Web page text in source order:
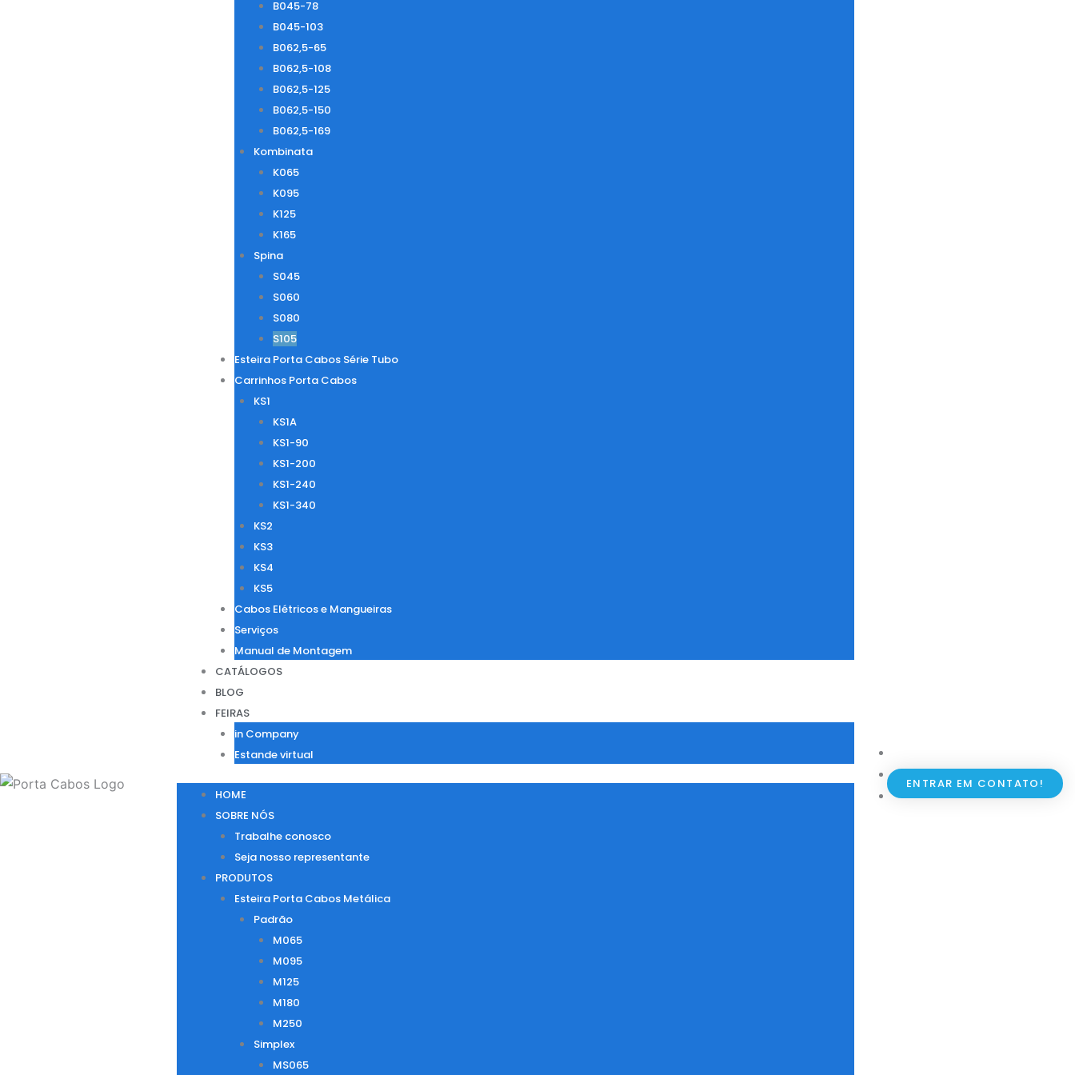
B045-78
B045-103
B062,5-65
B062,5-108
B062,5-125
B062,5-150
B062,5-169
Kombinata
K065
K095
K125
K165
Spina
S045
S060
S080
S105
Esteira Porta Cabos Série Tubo
Carrinhos Porta Cabos
KS1
KS1A
KS1-90
KS1-200
KS1-240
KS1-340
KS2
KS3
KS4
KS5
Cabos Elétricos e Mangueiras
Serviços
Manual de Montagem
CATÁLOGOS
BLOG
FEIRAS
in Company
Estande virtual
HOME
SOBRE NÓS
Trabalhe conosco
Seja nosso representante
PRODUTOS
Esteira Porta Cabos Metálica
Padrão
M065
M095
M125
M180
M250
Simplex
MS065
ENTRAR EM CONTATO!